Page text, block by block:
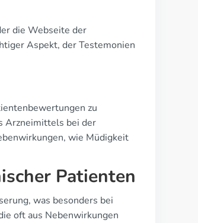
die Webseite der
Aspekt, der Testemonien
zu
Arzneimittels bei der
wie Müdigkeit
Patienten
was besonders bei
oft aus Nebenwirkungen